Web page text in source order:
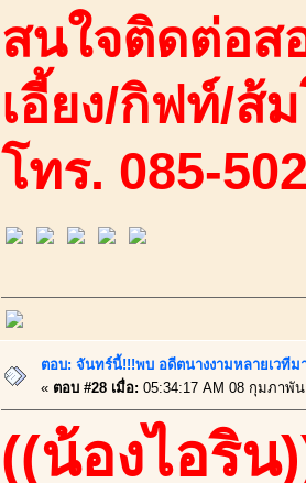
สนใจติดต่อส
เอี้ยง/กิฟท์/ส้
โทร. 085-
ตอบ: จันทร์นี้!!!พบ อดีตนางงามหลายเวที
« ตอบ #28 เมื่อ: 05:34:17 AM 08 กุมภาพั
((น้องไอริน